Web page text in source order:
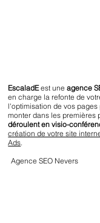
EscaladEest uneagence
en charge la refonte de
l'optimisation de vos
monter dans les
déroulent en visio-
création de votre site
Ads.
Agence SEO Nevers